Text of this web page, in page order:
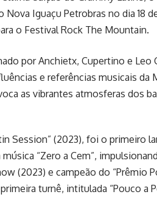
Nova Iguaçu Petrobras no dia 18
o Festival Rock The Mountain.
por Anchietx, Cupertino e Leo
e referências musicais
as vibrantes atmosferas dos
Session” (2023), foi o
música “Zero a Cem”,
(2023) e campeão do “Prêmio
turnê, intitulada “Pouco a